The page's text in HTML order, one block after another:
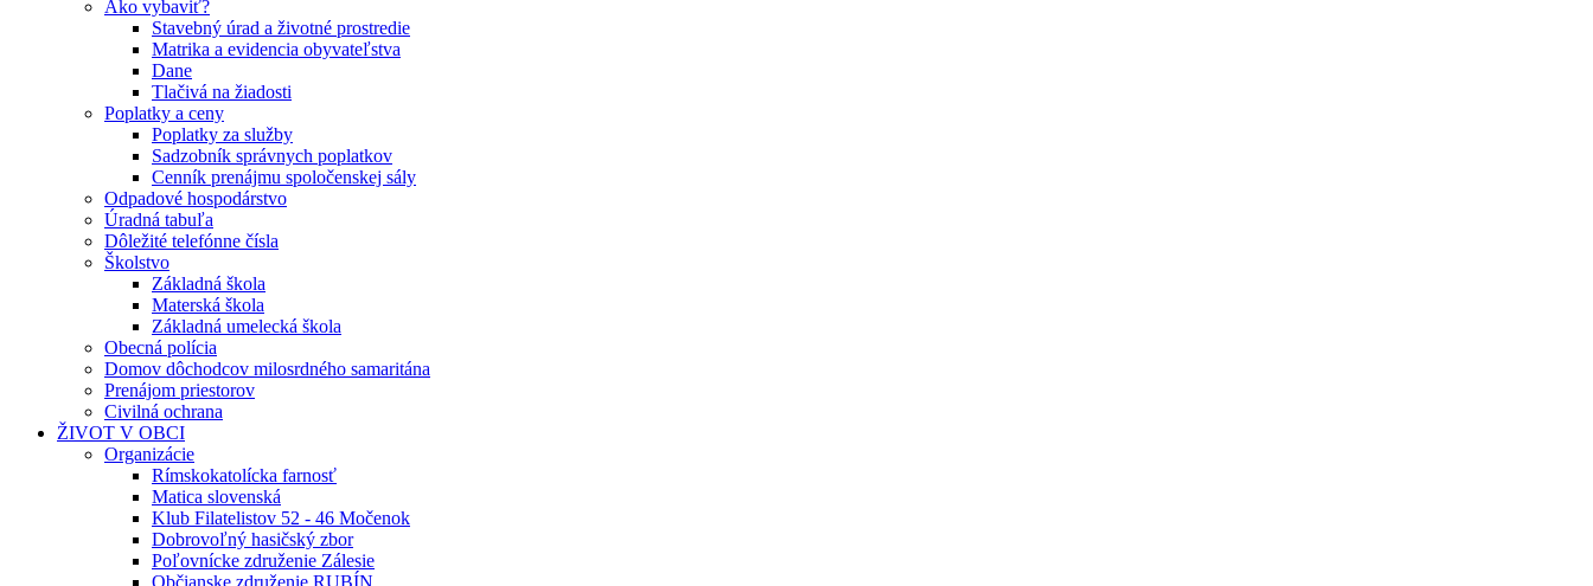
Ako vybaviť?
Stavebný úrad a životné prostredie
Matrika a evidencia obyvateľstva
Dane
Tlačivá na žiadosti
Poplatky a ceny
Poplatky za služby
Sadzobník správnych poplatkov
Cenník prenájmu spoločenskej sály
Odpadové hospodárstvo
Úradná tabuľa
Dôležité telefónne čísla
Školstvo
Základná škola
Materská škola
Základná umelecká škola
Obecná polícia
Domov dôchodcov milosrdného samaritána
Prenájom priestorov
Civilná ochrana
ŽIVOT V OBCI
Organizácie
Rímskokatolícka farnosť
Matica slovenská
Klub Filatelistov 52 - 46 Močenok
Dobrovoľný hasičský zbor
Poľovnícke združenie Zálesie
Občianske združenie RUBÍN